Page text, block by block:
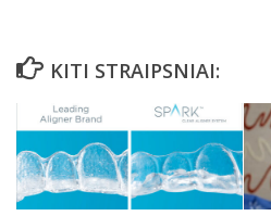
KITI STRAIPSNIAI: